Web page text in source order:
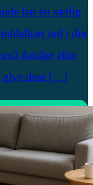
har en særlig
ind i din
detaljer eller
give dem […]